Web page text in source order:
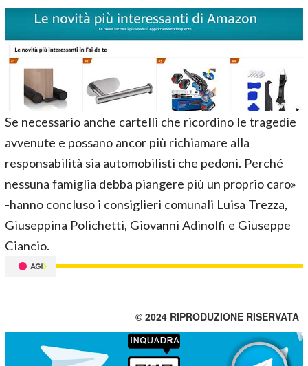
Se necessario anche cartelli che ricordino le tragedie
avvenute e possano ancor più richiamare alla
responsabilità sia automobilisti che pedoni. Perché
nessuna famiglia debba piangere più un proprio caro»
-hanno concluso i consiglieri comunali Luisa Trezza,
Giuseppina Polichetti, Giovanni Adinolfi e Giuseppe
Ciancio.
© 2024 RIPRODUZIONE RISERVATA